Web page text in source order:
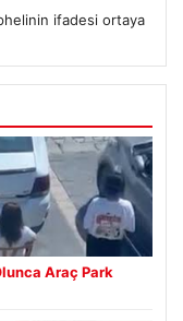
ifadesi ortaya
Araç Park